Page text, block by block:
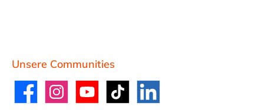
Unsere Communities
FacebookInstagramYouTube TikTok LinkedIn